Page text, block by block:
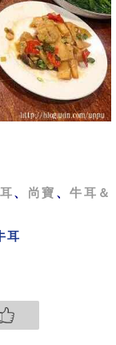
、 尚寶 、牛耳＆
耳